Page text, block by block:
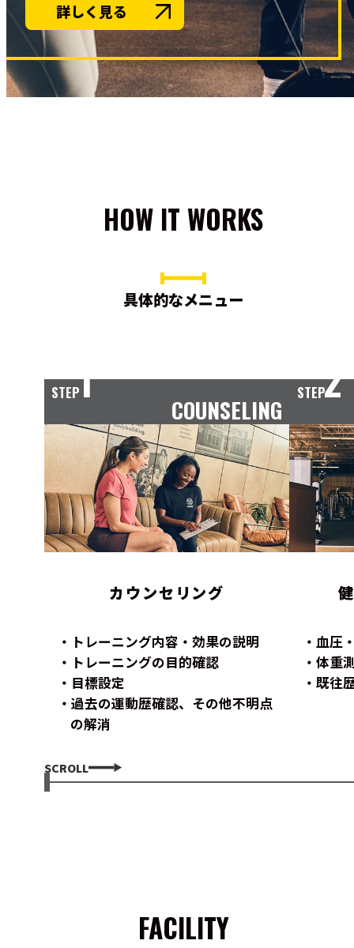
詳しく見る
HOW IT WORKS
具体的なメニュー
STEP1
COUNSELING
カウンセリング
トレーニング内容・効果の説明
トレーニングの目的確認
目標設定
過去の運動歴確認、その他不明点
の解消
STEP2
血圧
体重
既往
SCROLL
FACILITY